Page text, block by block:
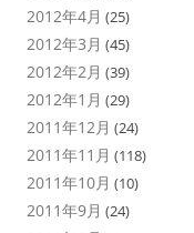
2012年4月 (25)
2012年3月 (45)
2012年2月 (39)
2012年1月 (29)
2011年12月 (24)
2011年11月 (118)
2011年10月 (10)
2011年9月 (24)